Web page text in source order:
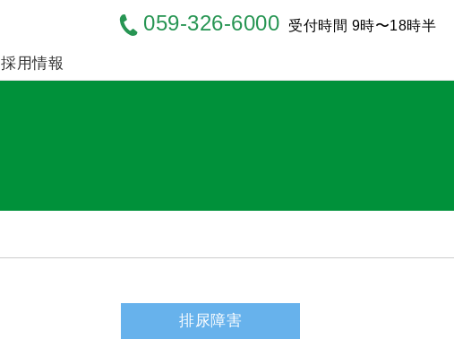
採用情報
059-326-6000 受付時間 9時〜18時半
排尿障害